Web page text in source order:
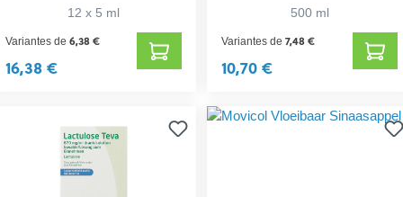
12 x 5 ml
Variantes de6,38 €
16,38 €
500 ml
Variantes de7,48 €
10,70 €